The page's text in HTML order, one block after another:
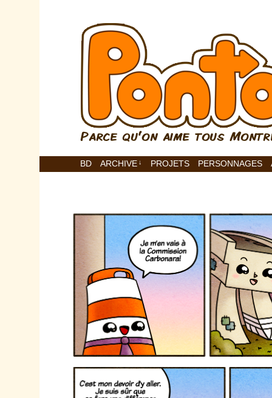
BD ARCHIVE ↓ PROJETS PERSONNAGES